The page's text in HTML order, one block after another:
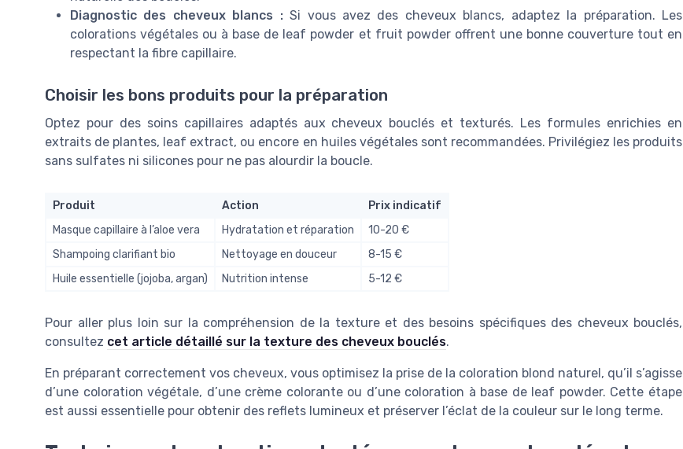
Diagnostic des cheveux blancs :Si vous avez des cheveux blancs, adaptez la préparation. Les
colorations végétales ou à base de leaf powder et fruit powder offrent une bonne couverture tout en
respectant la fibre capillaire.
Choisir les bons produits pour la préparation
Optez pour des soins capillaires adaptés aux cheveux bouclés et texturés. Les formules enrichies en
extraits de plantes, leaf extract, ou encore en huiles végétales sont recommandées. Privilégiez les produits
sans sulfates ni silicones pour ne pas alourdir la boucle.
Produit Action
Prix indicatif
Masque capillaire à l’aloe vera
Hydratation et réparation
10-20 €
Shampoing clarifiant bio
Nettoyage en douceur
8-15 €
Huile essentielle (jojoba, argan)
Nutrition intense 5-12 €
Pour aller plus loin sur la compréhension de la texture et des besoins spécifiques des cheveux bouclés,
consultez cet article détaillé sur la texture des cheveux bouclés.
En préparant correctement vos cheveux, vous optimisez la prise de la coloration blond naturel, qu’il s’agisse
d’une coloration végétale, d’une crème colorante ou d’une coloration à base de leaf powder. Cette étape
est aussi essentielle pour obtenir des reflets lumineux et préserver l’éclat de la couleur sur le long terme.